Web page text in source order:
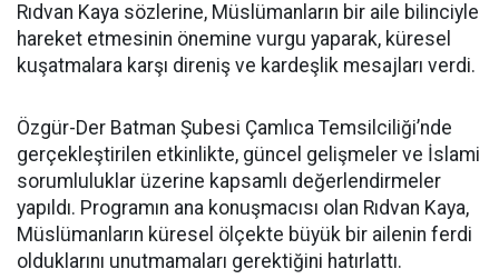
Rıdvan Kaya sözlerine, Müslümanların bir aile bilinciyle
hareket etmesinin önemine vurgu yaparak, küresel
kuşatmalara karşı direniş ve kardeşlik mesajları verdi.
Özgür-Der Batman Şubesi Çamlıca Temsilciliği’nde
gerçekleştirilen etkinlikte, güncel gelişmeler ve İslami
sorumluluklar üzerine kapsamlı değerlendirmeler
yapıldı. Programın ana konuşmacısı olan Rıdvan Kaya,
Müslümanların küresel ölçekte büyük bir ailenin ferdi
olduklarını unutmamaları gerektiğini hatırlattı.